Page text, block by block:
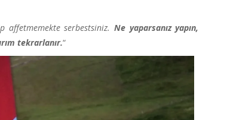
affetmemekte serbestsiniz.Ne yaparsanız yapın,
tekrarlanır.“